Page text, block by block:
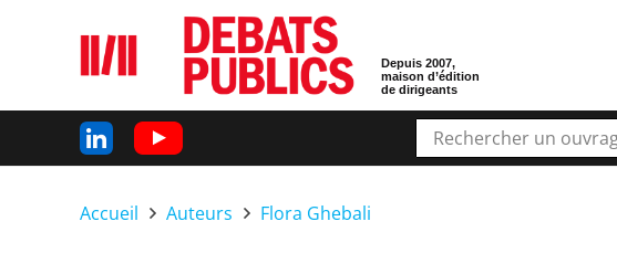
Depuis 2007,
maison d’édition
de dirigeants
Accueil Auteurs Flora Ghebali